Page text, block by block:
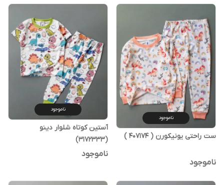
ناموجود
ست راحتی یونیکورن ( 407174 )
ناموجود
ناموجود
آستین کوتاه شلوار دینو
(3172333)
ناموجود